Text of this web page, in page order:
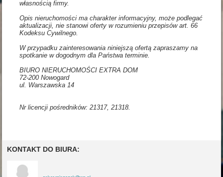
własnością firmy.
Opis nieruchomości ma charakter informacyjny, może podlegać
aktualizacji, nie stanowi oferty w rozumieniu przepisów art. 66
Kodeksu Cywilnego.
W przypadku zainteresowania niniejszą ofertą zapraszamy na
spotkanie w dogodnym dla Państwa terminie.
BIURO NIERUCHOMOŚCI EXTRA DOM
72-200 Nowogard
ul. Warszawska 14
Nr licencji pośredników: 21317, 21318.
KONTAKT DO BIURA: